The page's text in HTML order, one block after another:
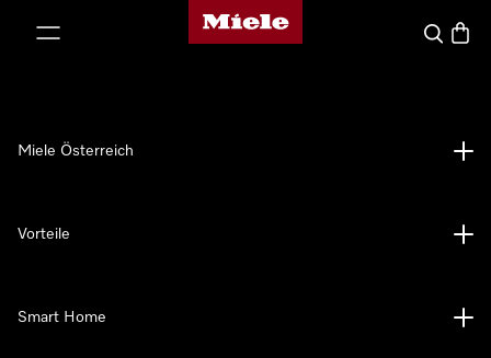
Miele-Homepage
Suche
Miele Österreich
Vorteile
Smart Home